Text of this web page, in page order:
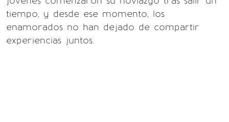
tiempo, y desde ese momento, los
enamorados no han dejado de compartir
experiencias juntos.